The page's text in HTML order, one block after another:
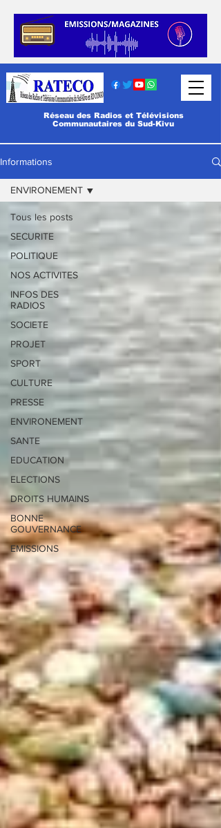
Réseau des Radios et Télévisions
Communautaires du Sud-Kivu
Informations
Tous les posts
SECURITE
POLITIQUE
NOS ACTIVITES
INFOS DES
RADIOS
SOCIETE
PROJET
SPORT
CULTURE
PRESSE
ENVIRONEMENT
SANTE
EDUCATION
ELECTIONS
DROITS HUMAINS
BONNE
GOUVERNANCE
EMISSIONS
ENVIRONEMENT